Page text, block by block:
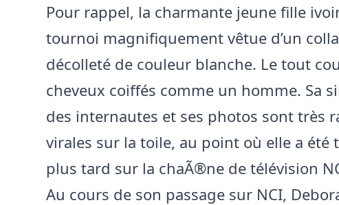
Pour rappel, la charmante jeune fille
tournoi magnifiquement vêtue d’un
décolleté de couleur blanche. Le tout
cheveux coiffés comme un homme. Sa
des internautes et ses photos sont très
virales sur la toile, au point où elle a été
plus tard sur la chaÃ®ne de télévision
Au cours de son passage sur NCI,